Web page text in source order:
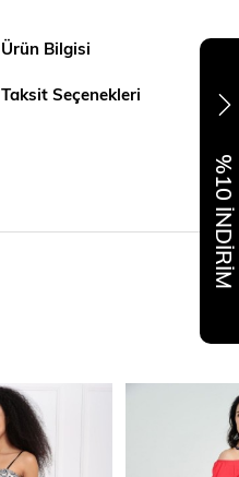
Ürün Bilgisi
Taksit Seçenekleri
%10 İNDİRİM